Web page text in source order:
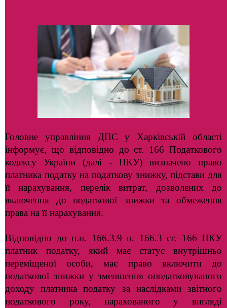
Головне управління ДПС у Харківській області
інформує, що відповідно до ст. 166 Податкового
кодексу України (далі - ПКУ) визначено право
платника податку на податкову знижку, підстави для
її нарахування, перелік витрат, дозволених до
включення до податкової знижки та обмеження
права на її нарахування.
Відповідно до п.п. 166.3.9 п. 166.3 ст. 166 ПКУ
платник податку, який має статус внутрішньо
переміщеної особи, має право включити до
податкової знижки у зменшення оподатковуваного
доходу платника податку за наслідками звітного
податкового року, нарахованого у вигляді